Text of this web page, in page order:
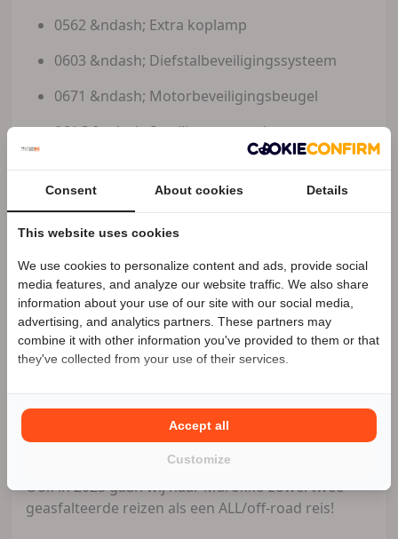
0562 &ndash; Extra koplamp
0603 &ndash; Diefstalbeveiligingssysteem
0671 &ndash; Motorbeveiligingsbeugel
06AC &ndash; Intelligente noodoproep
06AE &ndash; Teleservices
Onderhoudshistorie
De motorfiets is vanaf de datum van eerste
toelating altijd onderhouden bij een offici&euml;le
BMW Motorrad-dealer.
Alle onderhoudsbeurten zijn uitgevoerd volgens
het onderhoudsplan van BMW Motorrad.
voorzien van stempels van de uitgevoerde beurten.
Ook in 2025 gaan wij naar Marokko zowel twee
geasfalteerde reizen als een ALL/off-road reis!
Speciale Motor2go prijs
Benieuwd naar de speciale Motor2go prijs? Bel
0618259807
Consent About cookies Details
This website uses cookies
We use cookies to personalize content and ads, provide social
media features, and analyze our website traffic. We also share
information about your use of our site with our social media,
advertising, and analytics partners. These partners may
combine it with other information you've provided to them or that
they've collected from your use of their services.
Customize
Accept all